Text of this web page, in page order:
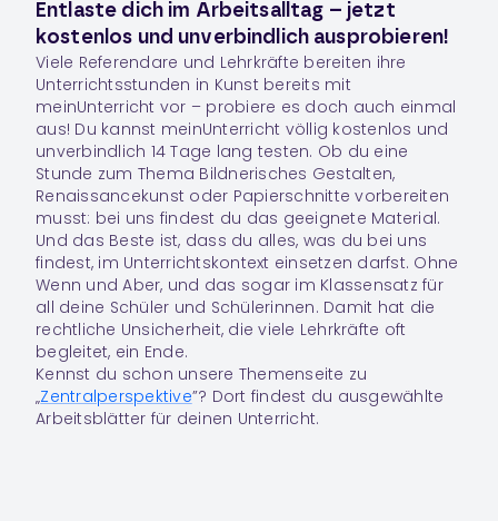
Entlaste dich im Arbeitsalltag – jetzt
kostenlos und unverbindlich ausprobieren!
Viele Referendare und Lehrkräfte bereiten ihre
Unterrichtsstunden in Kunst bereits mit
meinUnterricht vor – probiere es doch auch einmal
aus! Du kannst meinUnterricht völlig kostenlos und
unverbindlich 14 Tage lang testen. Ob du eine
Stunde zum Thema Bildnerisches Gestalten,
Renaissancekunst oder Papierschnitte vorbereiten
musst: bei uns findest du das geeignete Material.
Und das Beste ist, dass du alles, was du bei uns
findest, im Unterrichtskontext einsetzen darfst. Ohne
Wenn und Aber, und das sogar im Klassensatz für
all deine Schüler und Schülerinnen. Damit hat die
rechtliche Unsicherheit, die viele Lehrkräfte oft
begleitet, ein Ende.
Kennst du schon unsere Themenseite zu
„Zentralperspektive”? Dort findest du ausgewählte
Arbeitsblätter für deinen Unterricht.